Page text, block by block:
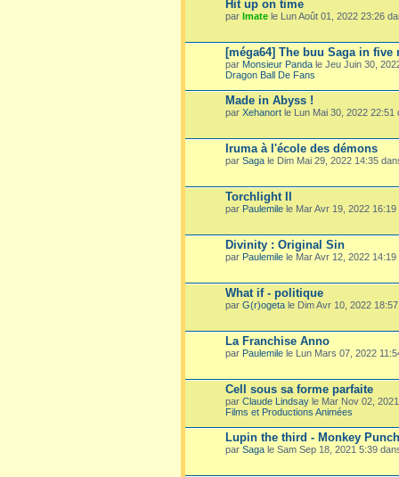
Hit up on time
par Imate le Lun Août 01, 2022 23:26
[méga64] The buu Saga in five
par Monsieur Panda le Jeu Juin 30,
Dragon Ball De Fans
Made in Abyss !
par Xehanort le Lun Mai 30, 2022 22:51
Iruma à l'école des démons
par Saga le Dim Mai 29, 2022 14:35
Torchlight II
par Paulemile le Mar Avr 19, 2022
Divinity : Original Sin
par Paulemile le Mar Avr 12, 2022
What if - politique
par G(r)ogeta le Dim Avr 10, 2022
La Franchise Anno
par Paulemile le Lun Mars 07, 2022
Cell sous sa forme parfaite
par Claude Lindsay le Mar Nov 02,
Films et Productions Animées
Lupin the third - Monkey Punch
par Saga le Sam Sep 18, 2021 5:39